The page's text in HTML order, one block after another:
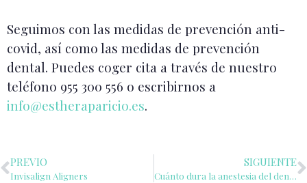
Seguimos con las medidas de prevención anti-
covid, así como las medidas de prevención
dental. Puedes coger cita a través de nuestro
teléfono 955 300 556 o escribirnos a
info@estheraparicio.es.
PREVIO
Invisalign Aligners
SIGUIENTE
Cuánto dura la anestesia del dentista